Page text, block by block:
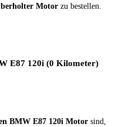
Motor zu bestellen.
E87 120i (0 Kilometer)
BMW E87 120i Motor sind,